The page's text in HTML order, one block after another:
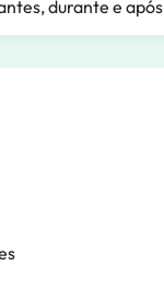
durante e